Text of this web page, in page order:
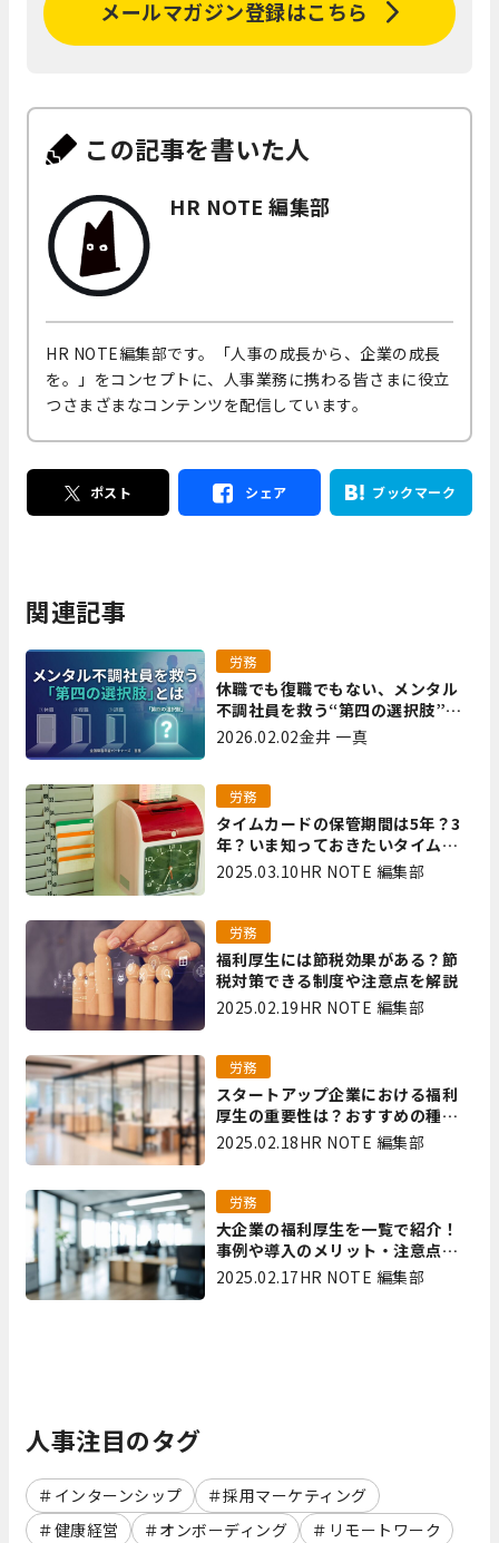
メールマガジン登録はこちら
この記事を書いた人
HR NOTE 編集部
HR NOTE編集部です。「人事の成長から、企業の成長
を。」をコンセプトに、人事業務に携わる皆さまに役立
つさまざまなコンテンツを配信しています。
ポスト シェア ブックマーク
関連記事
休職でも復職でもない、メンタル
不調社員を救う“第四の選択肢”と
は｜全国障害年金パートナーズ 宮
労務
2026.02.02金井 一真
タイムカードの保管期間は5年？3
年？いま知っておきたいタイムカ
ード保管方法
労務
2025.03.10HR NOTE 編集部
福利厚生には節税効果がある？節
税対策できる制度や注意点を解説
労務
2025.02.19HR NOTE 編集部
スタートアップ企業における福利
厚生の重要性は？おすすめの種類
やメリット・デメリットを解説
労務
2025.02.18HR NOTE 編集部
大企業の福利厚生を一覧で紹介！
事例や導入のメリット・注意点を
解説
労務
2025.02.17HR NOTE 編集部
人事注目のタグ
インターンシップ
採用マーケティング
健康経営
オンボーディング
リモートワーク